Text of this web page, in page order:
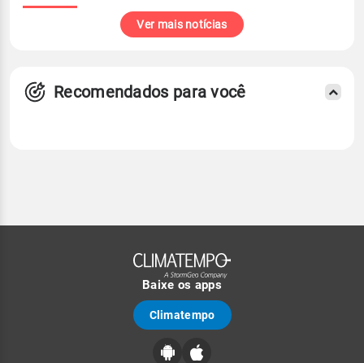
Ver mais notícias
Recomendados para você
Baixe os apps
Climatempo